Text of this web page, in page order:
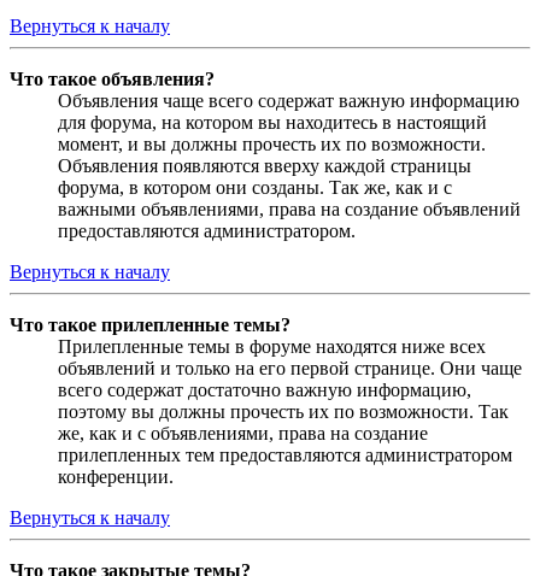
Вернуться к началу
Что такое объявления?
Объявления чаще всего содержат важную информацию
для форума, на котором вы находитесь в настоящий
момент, и вы должны прочесть их по возможности.
Объявления появляются вверху каждой страницы
форума, в котором они созданы. Так же, как и с
важными объявлениями, права на создание объявлений
предоставляются администратором.
Вернуться к началу
Что такое прилепленные темы?
Прилепленные темы в форуме находятся ниже всех
объявлений и только на его первой странице. Они чаще
всего содержат достаточно важную информацию,
поэтому вы должны прочесть их по возможности. Так
же, как и с объявлениями, права на создание
прилепленных тем предоставляются администратором
конференции.
Вернуться к началу
Что такое закрытые темы?